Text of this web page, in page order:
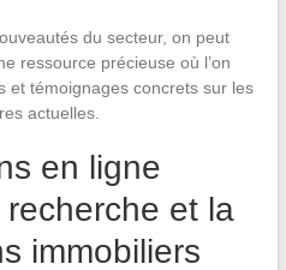
du secteur, on peut
ressource précieuse où l’on
et témoignages concrets sur les
actuelles.
en ligne
et la
immobiliers